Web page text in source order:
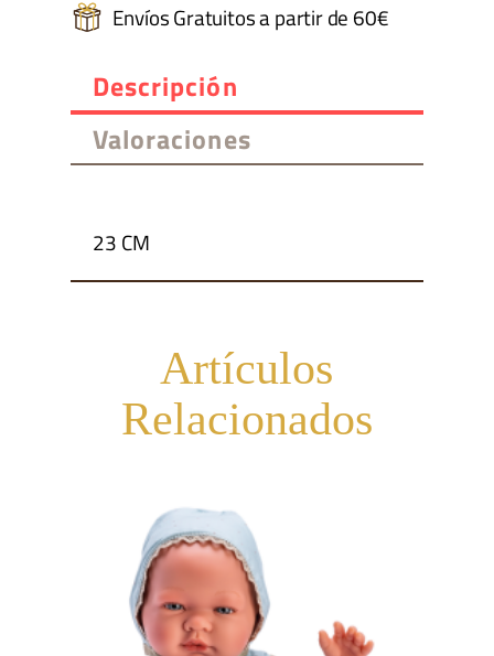
Envíos Gratuitos a partir de 60€
Descripción
Valoraciones
23 CM
Artículos
Relacionados